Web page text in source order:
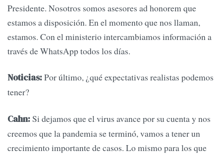
Presidente. Nosotros somos asesores ad honorem que
estamos a disposición. En el momento que nos llaman,
estamos. Con el ministerio intercambiamos información a
través de WhatsApp todos los días.
Noticias:Por último, ¿qué expectativas realistas podemos
tener?
Cahn:Si dejamos que el virus avance por su cuenta y nos
creemos que la pandemia se terminó, vamos a tener un
crecimiento importante de casos. Lo mismo para los que